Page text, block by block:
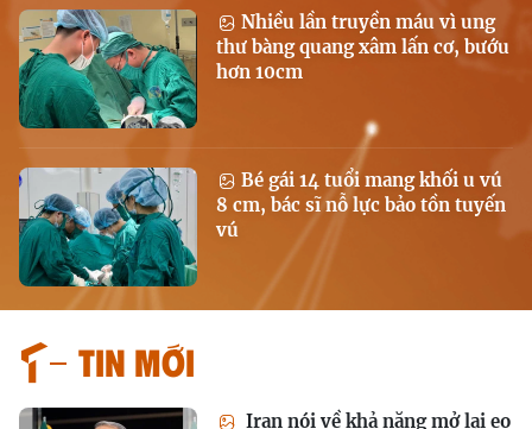
Nhiều lần truyền máu vì ung
thư bàng quang xâm lấn cơ, bướu
hơn 10cm
Bé gái 14 tuổi mang khối u vú
8 cm, bác sĩ nỗ lực bảo tồn tuyến
vú
Tin mới
Iran nói về khả năng mở lại eo